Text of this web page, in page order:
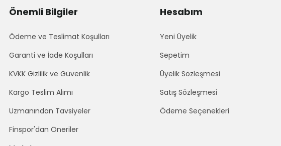
Önemli Bilgiler
Ödeme ve Teslimat Koşulları
Garanti ve İade Koşulları
KVKK Gizlilik ve Güvenlik
Kargo Teslim Alımı
Uzmanından Tavsiyeler
Finspor'dan Öneriler
Hesabım
Yeni Üyelik
Sepetim
Üyelik Sözleşmesi
Satış Sözleşmesi
Ödeme Seçenekleri